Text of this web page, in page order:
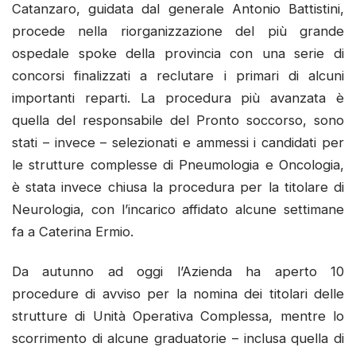
Catanzaro, guidata dal generale Antonio Battistini,
procede nella riorganizzazione del più grande
ospedale spoke della provincia con una serie di
concorsi finalizzati a reclutare i primari di alcuni
importanti reparti. La procedura più avanzata è
quella del responsabile del Pronto soccorso, sono
stati – invece – selezionati e ammessi i candidati per
le strutture complesse di Pneumologia e Oncologia,
è stata invece chiusa la procedura per la titolare di
Neurologia, con l’incarico affidato alcune settimane
fa a Caterina Ermio.
Da autunno ad oggi l’Azienda ha aperto 10
procedure di avviso per la nomina dei titolari delle
strutture di Unità Operativa Complessa, mentre lo
scorrimento di alcune graduatorie – inclusa quella di